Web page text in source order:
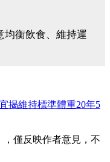
均衡飲食、維持運
揭維持標準體重20年5
，僅反映作者意見，不